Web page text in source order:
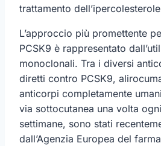
trattamento
L’approccio più promettente
PCSK9 è rappresentato
monoclonali. Tra i diversi
diretti contro PCSK9,
anticorpi completamente
via sottocutanea una volta
settimane, sono stati
dall’Agenzia Europea del